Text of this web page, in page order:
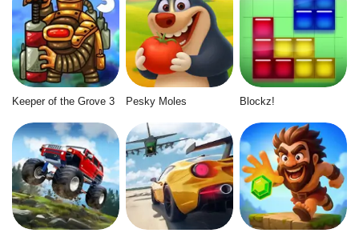
Keeper of the Grove 3 Pesky Moles Blockz!